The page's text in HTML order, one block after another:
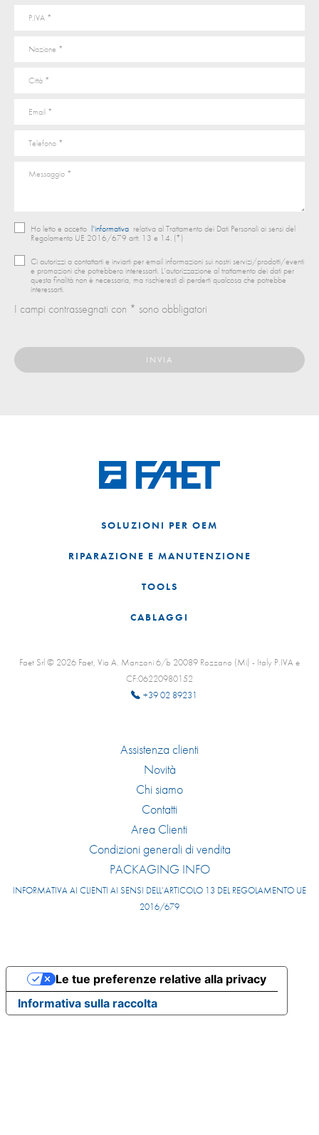
Ho letto e accetto l’informativa relativa al Trattamento dei Dati Personali ai sensi del
Regolamento UE 2016/679 artt. 13 e 14. (*)
Ci autorizzi a contattarti e inviarti per email informazioni sui nostri servizi/prodotti/eventi
e promozioni che potrebbero interessarti. L’autorizzazione al trattamento dei dati per
questa finalità non è necessaria, ma rischieresti di perderti qualcosa che potrebbe
interessarti.
I campi contrassegnati con * sono obbligatori
SOLUZIONI PER OEM
RIPARAZIONE E MANUTENZIONE
TOOLS
CABLAGGI
Faet Srl © 2026 Faet, Via A. Manzoni 6/b 20089 Rozzano (Mi) - Italy P.IVA e
CF:06220980152
+39 02 89231
Assistenza clienti
Novità
Chi siamo
Contatti
Area Clienti
Condizioni generali di vendita
PACKAGING INFO
INFORMATIVA AI CLIENTI AI SENSI DELL’ARTICOLO 13 DEL REGOLAMENTO UE
2016/679
Informativa sulla raccolta
Le tue preferenze relative alla privacy